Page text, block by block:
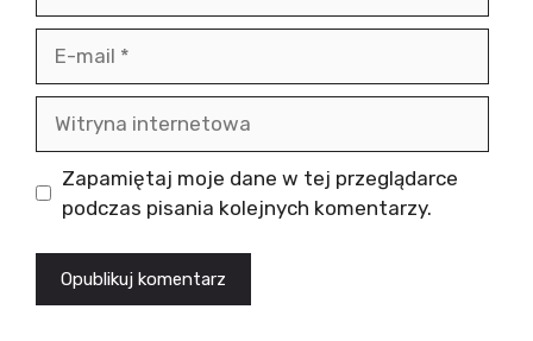
mail
internetowa
Zapamiętaj moje dane w tej przeglądarce
podczas pisania kolejnych komentarzy.